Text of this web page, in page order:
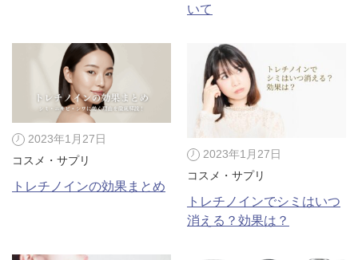
LINE予約 WEB予約
いて
2023年1月27日
コスメ・サプリ
トレチノインの効果まとめ
2023年1月27日
コスメ・サプリ
トレチノインでシミはいつ
消える？効果は？